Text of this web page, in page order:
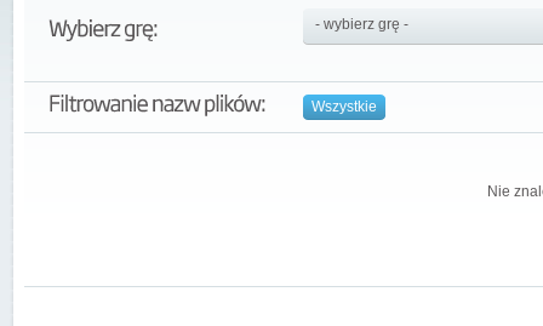
Wszystkie
Nie